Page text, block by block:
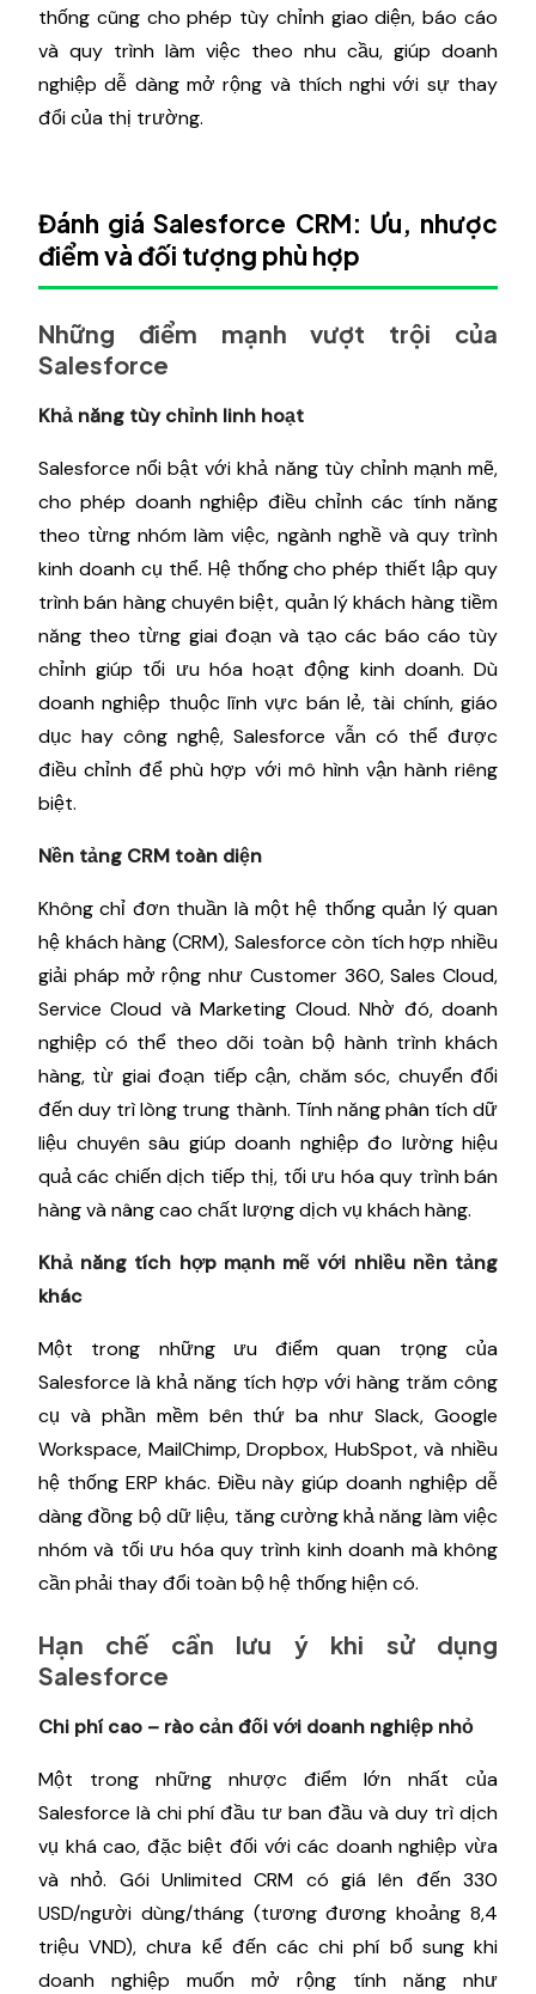
thống cũng cho phép tùy chỉnh giao diện, báo cáo
và quy trình làm việc theo nhu cầu, giúp doanh
nghiệp dễ dàng mở rộng và thích nghi với sự thay
đổi của thị trường.
Đánh giá Salesforce CRM: Ưu, nhược
điểm và đối tượng phù hợp
Những điểm mạnh vượt trội của
Salesforce
Khả năng tùy chỉnh linh hoạt
Salesforce nổi bật với khả năng tùy chỉnh mạnh mẽ,
cho phép doanh nghiệp điều chỉnh các tính năng
theo từng nhóm làm việc, ngành nghề và quy trình
kinh doanh cụ thể. Hệ thống cho phép thiết lập quy
trình bán hàng chuyên biệt, quản lý khách hàng tiềm
năng theo từng giai đoạn và tạo các báo cáo tùy
chỉnh giúp tối ưu hóa hoạt động kinh doanh. Dù
doanh nghiệp thuộc lĩnh vực bán lẻ, tài chính, giáo
dục hay công nghệ, Salesforce vẫn có thể được
điều chỉnh để phù hợp với mô hình vận hành riêng
biệt.
Nền tảng CRM toàn diện
Không chỉ đơn thuần là một hệ thống quản lý quan
hệ khách hàng (CRM), Salesforce còn tích hợp nhiều
giải pháp mở rộng như Customer 360, Sales Cloud,
Service Cloud và Marketing Cloud. Nhờ đó, doanh
nghiệp có thể theo dõi toàn bộ hành trình khách
hàng, từ giai đoạn tiếp cận, chăm sóc, chuyển đổi
đến duy trì lòng trung thành. Tính năng phân tích dữ
liệu chuyên sâu giúp doanh nghiệp đo lường hiệu
quả các chiến dịch tiếp thị, tối ưu hóa quy trình bán
hàng và nâng cao chất lượng dịch vụ khách hàng.
Khả năng tích hợp mạnh mẽ với nhiều nền tảng
khác
Một trong những ưu điểm quan trọng của
Salesforce là khả năng tích hợp với hàng trăm công
cụ và phần mềm bên thứ ba như Slack, Google
Workspace, MailChimp, Dropbox, HubSpot, và nhiều
hệ thống ERP khác. Điều này giúp doanh nghiệp dễ
dàng đồng bộ dữ liệu, tăng cường khả năng làm việc
nhóm và tối ưu hóa quy trình kinh doanh mà không
cần phải thay đổi toàn bộ hệ thống hiện có.
Hạn chế cần lưu ý khi sử dụng
Salesforce
Chi phí cao – rào cản đối với doanh nghiệp nhỏ
Một trong những nhược điểm lớn nhất của
Salesforce là chi phí đầu tư ban đầu và duy trì dịch
vụ khá cao, đặc biệt đối với các doanh nghiệp vừa
và nhỏ. Gói Unlimited CRM có giá lên đến 330
USD/người dùng/tháng (tương đương khoảng 8,4
triệu VND), chưa kể đến các chi phí bổ sung khi
doanh nghiệp muốn mở rộng tính năng như